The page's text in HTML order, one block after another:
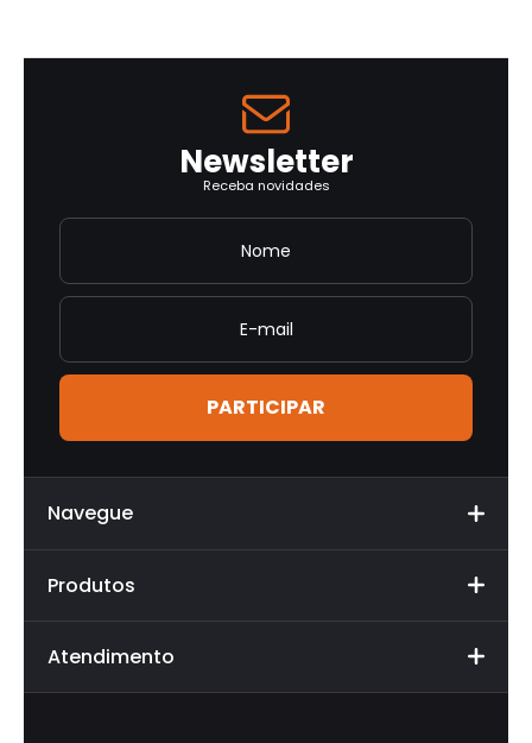
Newsletter
Receba novidades
Navegue
Produtos
Atendimento
Apalestra